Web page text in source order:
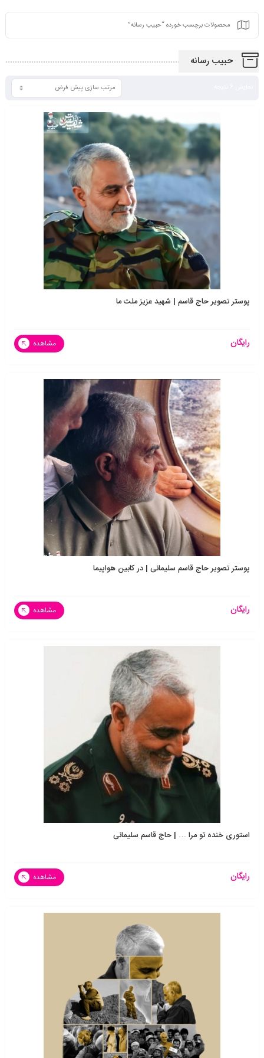
محصولات برچسب خورده “حبیب رسانه”
حبیب رسانه
پوستر تصویر حاج قاسم | شهید عزیز ملت ما
رایگان مشاهده
پوستر تصویر حاج قاسم سلیمانی | در کابین هواپیما
رایگان مشاهده
استوری خنده تو مرا … | حاج قاسم سلیمانی
رایگان مشاهده